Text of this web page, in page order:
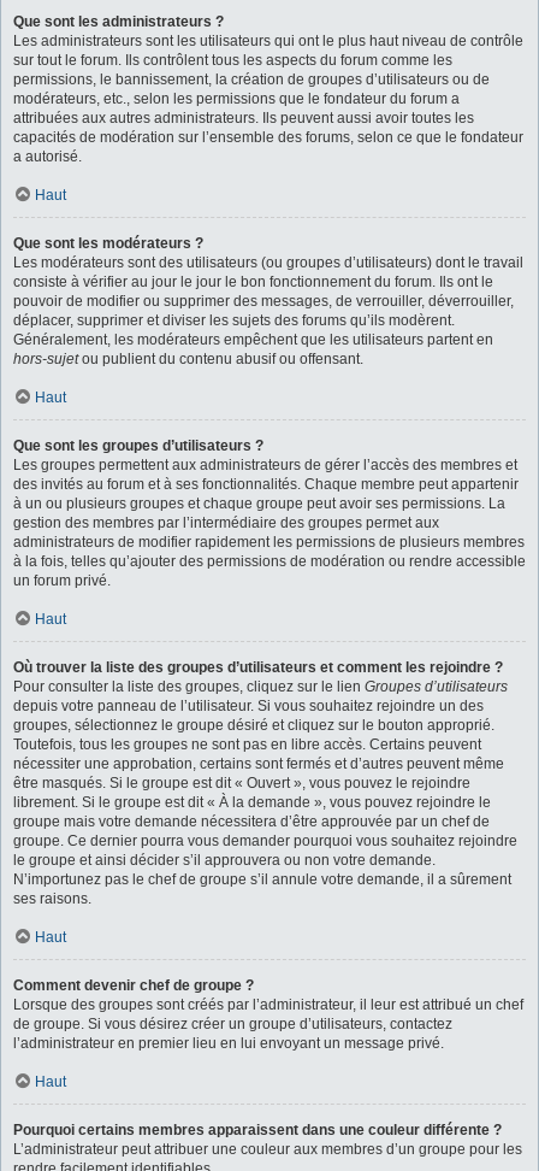
Que sont les administrateurs ?
Les administrateurs sont les utilisateurs qui ont le plus haut niveau de contrôle
sur tout le forum. Ils contrôlent tous les aspects du forum comme les
permissions, le bannissement, la création de groupes d’utilisateurs ou de
modérateurs, etc., selon les permissions que le fondateur du forum a
attribuées aux autres administrateurs. Ils peuvent aussi avoir toutes les
capacités de modération sur l’ensemble des forums, selon ce que le fondateur
a autorisé.
Haut
Que sont les modérateurs ?
Les modérateurs sont des utilisateurs (ou groupes d’utilisateurs) dont le travail
consiste à vérifier au jour le jour le bon fonctionnement du forum. Ils ont le
pouvoir de modifier ou supprimer des messages, de verrouiller, déverrouiller,
déplacer, supprimer et diviser les sujets des forums qu’ils modèrent.
Généralement, les modérateurs empêchent que les utilisateurs partent en
hors-sujetou publient du contenu abusif ou offensant.
Haut
Que sont les groupes d’utilisateurs ?
Les groupes permettent aux administrateurs de gérer l’accès des membres et
des invités au forum et à ses fonctionnalités. Chaque membre peut appartenir
à un ou plusieurs groupes et chaque groupe peut avoir ses permissions. La
gestion des membres par l’intermédiaire des groupes permet aux
administrateurs de modifier rapidement les permissions de plusieurs membres
à la fois, telles qu’ajouter des permissions de modération ou rendre accessible
un forum privé.
Haut
Où trouver la liste des groupes d’utilisateurs et comment les rejoindre ?
Pour consulter la liste des groupes, cliquez sur le lien Groupes d’utilisateurs
depuis votre panneau de l’utilisateur. Si vous souhaitez rejoindre un des
groupes, sélectionnez le groupe désiré et cliquez sur le bouton approprié.
Toutefois, tous les groupes ne sont pas en libre accès. Certains peuvent
nécessiter une approbation, certains sont fermés et d’autres peuvent même
être masqués. Si le groupe est dit « Ouvert », vous pouvez le rejoindre
librement. Si le groupe est dit « À la demande », vous pouvez rejoindre le
groupe mais votre demande nécessitera d’être approuvée par un chef de
groupe. Ce dernier pourra vous demander pourquoi vous souhaitez rejoindre
le groupe et ainsi décider s’il approuvera ou non votre demande.
N’importunez pas le chef de groupe s’il annule votre demande, il a sûrement
ses raisons.
Haut
Comment devenir chef de groupe ?
Lorsque des groupes sont créés par l’administrateur, il leur est attribué un chef
de groupe. Si vous désirez créer un groupe d’utilisateurs, contactez
l’administrateur en premier lieu en lui envoyant un message privé.
Haut
Pourquoi certains membres apparaissent dans une couleur différente ?
L’administrateur peut attribuer une couleur aux membres d’un groupe pour les